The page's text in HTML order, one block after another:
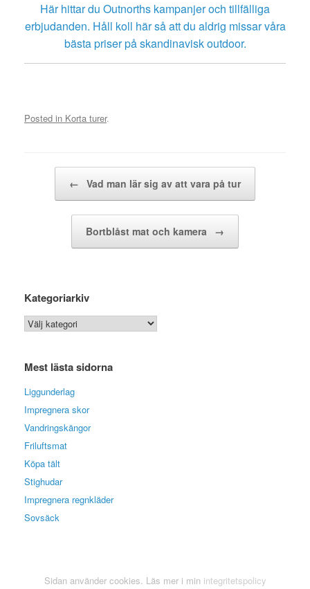
Här hittar du Outnorths kampanjer och tillfälliga
erbjudanden. Håll koll här så att du aldrig missar våra
bästa priser på skandinavisk outdoor.
Posted in Korta turer.
← Vad man lär sig av att vara på tur
Bortblåst mat och kamera →
Kategoriarkiv
Kategoriarkiv
Mest lästa sidorna
Liggunderlag
Impregnera skor
Vandringskängor
Friluftsmat
Köpa tält
Stighudar
Impregnera regnkläder
Sovsäck
Sidan använder cookies. Läs mer i min integritetspolicy